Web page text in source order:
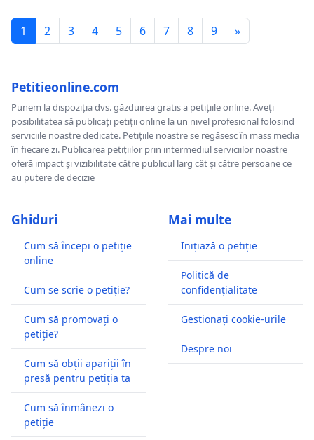
1 2 3 4 5 6 7 8 9 »
Petitieonline.com
Punem la dispoziția dvs. găzduirea gratis a petițiile online. Aveți
posibilitatea să publicați petiții online la un nivel profesional folosind
serviciile noastre dedicate. Petițiile noastre se regăsesc în mass media
în fiecare zi. Publicarea petițiilor prin intermediul serviciilor noastre
oferă impact și vizibilitate către publicul larg cât și către persoane ce
au putere de decizie
Ghiduri
Cum să începi o petiție
online
Cum se scrie o petiție?
Cum să promovați o
petiție?
Cum să obții apariții în
presă pentru petiția ta
Cum să înmânezi o
petiție
Mai multe
Inițiază o petiție
Politică de
confidențialitate
Gestionați cookie-urile
Despre noi